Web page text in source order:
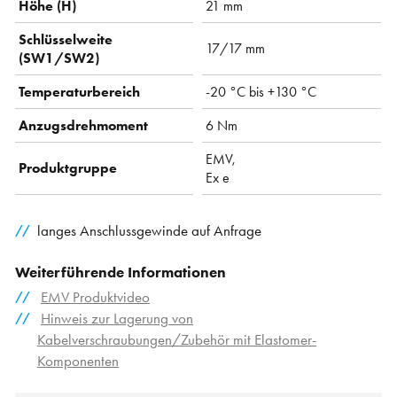
Höhe (H)
21 mm
Schlüsselweite
(SW1/SW2)
17/17 mm
Temperaturbereich
-20 °C bis +130 °C
Anzugsdrehmoment
6 Nm
Produktgruppe
EMV,
Ex e
langes Anschlussgewinde auf Anfrage
Weiterführende Informationen
EMV Produktvideo
Hinweis zur Lagerung von
Kabelverschraubungen/Zubehör mit Elastomer-
Komponenten